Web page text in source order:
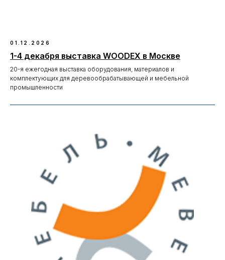
01.12.2026
1-4 декабря выставка WOODEX в Москве
20-я ежегодная выставка оборудования, материалов и
комплектующих для деревообрабатывающей и мебельной
промышленности